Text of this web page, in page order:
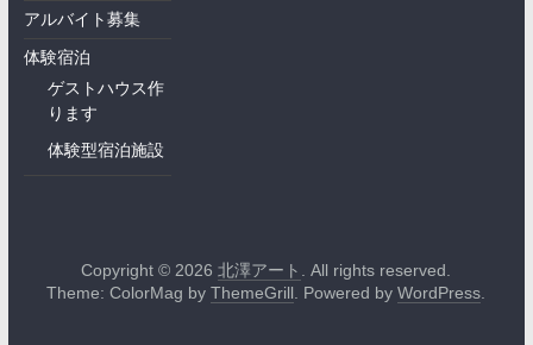
アルバイト募集
体験宿泊
ゲストハウス作
ります
体験型宿泊施設
Copyright © 2026北澤アート
. All rights reserved.
Theme: ColorMag byThemeGrill . Powered byWordPress